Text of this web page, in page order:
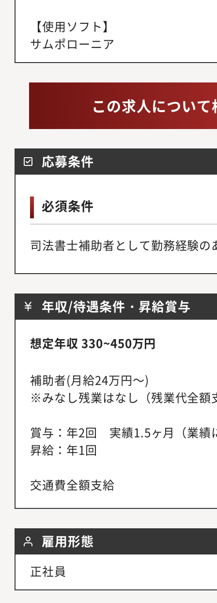
【使用ソフト】
サムポローニア
この求人につい
応募条件
必須条件
司法書士補助者として勤務経験の
年収/待遇条件・昇給賞与
想定年収 330~450万円
補助者(月給24万円～)
※みなし残業はなし（残業代全額
賞与：年2回 実績1.5ヶ月（業績
昇給：年1回
交通費全額支給
雇用形態
正社員